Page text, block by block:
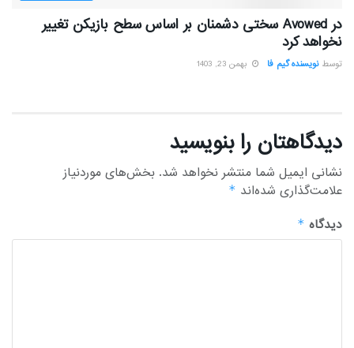
در Avowed سختی دشمنان بر اساس سطح بازیکن تغییر
نخواهد کرد
توسط نویسنده گیم فا بهمن 23, 1403
دیدگاهتان را بنویسید
نشانی ایمیل شما منتشر نخواهد شد. بخش‌های موردنیاز
علامت‌گذاری شده‌اند *
دیدگاه *